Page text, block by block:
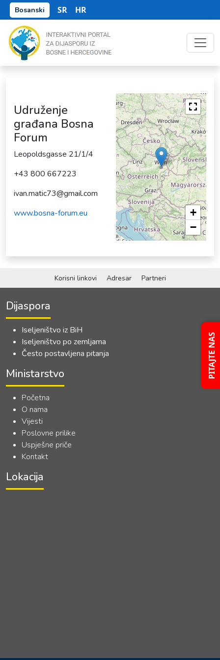
Bosanski SR HR
PITAJTE NAS
Udruženje
građana Bosna
Forum
Leopoldsgasse 21/1/4
+43 800 667223
ivan.matic73@gmail.com
www.bosna-forum.eu
+
−
Korisni linkovi Adresar Partneri
Dijaspora
Iseljeništvo iz BiH
Iseljeništvo po zemljama
Često postavljena pitanja
Ministarstvo
Početna
O nama
Vijesti
Poslovne prilike
Uspješne priče
Kontakt
Lokacija